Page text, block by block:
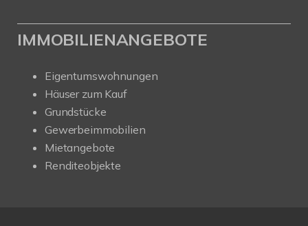
IMMOBILIENANGEBOTE
Eigentumswohnungen
Häuser zum Kauf
Grundstücke
Gewerbeimmobilien
Mietangebote
Renditeobjekte